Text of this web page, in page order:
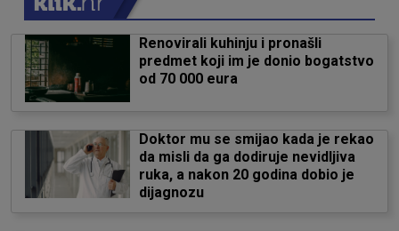
Renovirali kuhinju i pronašli
predmet koji im je donio bogatstvo
od 70 000 eura
Doktor mu se smijao kada je rekao
da misli da ga dodiruje nevidljiva
ruka, a nakon 20 godina dobio je
dijagnozu